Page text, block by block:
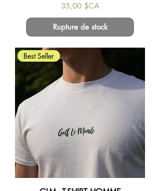
Prix
35,00 $CA
Rupture de stock
Best Seller